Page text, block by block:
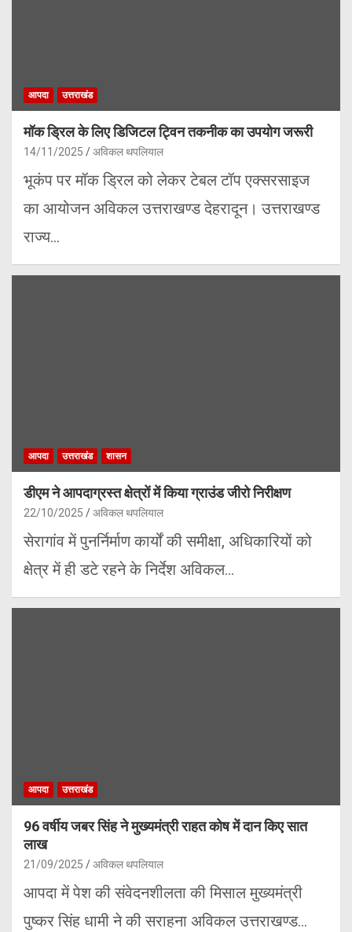
आपदा उत्तराखंड
मॉक ड्रिल के लिए डिजिटल ट्विन तकनीक का उपयोग जरूरी
14/11/2025 अविकल थपलियाल
भूकंप पर मॉक ड्रिल को लेकर टेबल टॉप एक्सरसाइज
का आयोजन अविकल उत्तराखण्ड देहरादून। उत्तराखण्ड
राज्य…
आपदा उत्तराखंड शासन
डीएम ने आपदाग्रस्त क्षेत्रों में किया ग्राउंड जीरो निरीक्षण
22/10/2025 अविकल थपलियाल
सेरागांव में पुनर्निर्माण कार्यों की समीक्षा, अधिकारियों को
क्षेत्र में ही डटे रहने के निर्देश अविकल…
आपदा उत्तराखंड
96 वर्षीय जबर सिंह ने मुख्यमंत्री राहत कोष में दान किए सात
लाख
21/09/2025 अविकल थपलियाल
आपदा में पेश की संवेदनशीलता की मिसाल मुख्यमंत्री
पुष्कर सिंह धामी ने की सराहना अविकल उत्तराखण्ड…